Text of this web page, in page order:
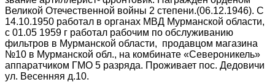
Великой Отечественной войны 2 степени.(06.12.1946). С
14.10.1950 работал в органах МВД Мурманской области,
с 01.05 1959 г работал рабочим по обслуживанию
фильтров в Мурманской области, продавцом магазина
№10 в Мурманской обл., на комбинате «Североникель»
аппаратчиком ГМО 5 разряда. Проживает пос. Дедовичи
ул. Весенняя д.10.